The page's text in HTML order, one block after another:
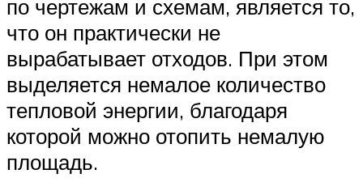
по чертежам и схемам, является то,
что он практически не
вырабатывает отходов. При этом
выделяется немалое количество
тепловой энергии, благодаря
которой можно отопить немалую
площадь.